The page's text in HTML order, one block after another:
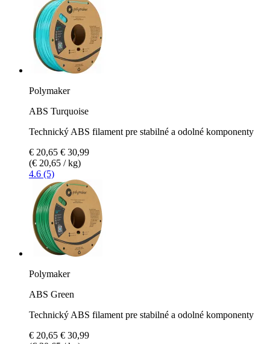
Polymaker
ABS Turquoise
Technický ABS filament pre stabilné a odolné komponenty
€ 20,65 € 30,99
(€ 20,65 / kg)
4.6 (5)
Polymaker
ABS Green
Technický ABS filament pre stabilné a odolné komponenty
€ 20,65 € 30,99